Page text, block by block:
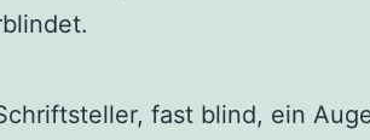
fast blind, ein